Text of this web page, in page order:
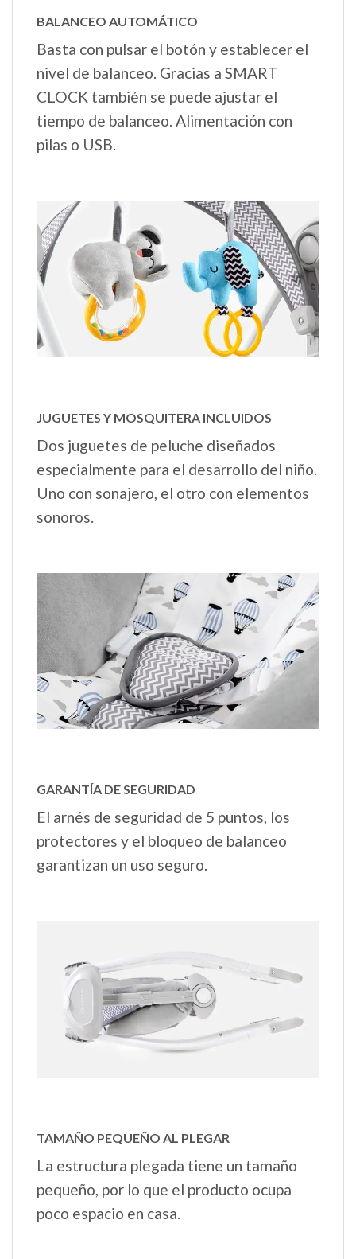
BALANCEO AUTOMÁTICO
Basta con pulsar el botón y establecer el
nivel de balanceo. Gracias a SMART
CLOCK también se puede ajustar el
tiempo de balanceo. Alimentación con
pilas o USB.
JUGUETES Y MOSQUITERA INCLUIDOS
Dos juguetes de peluche diseñados
especialmente para el desarrollo del niño.
Uno con sonajero, el otro con elementos
sonoros.
GARANTÍA DE SEGURIDAD
El arnés de seguridad de 5 puntos, los
protectores y el bloqueo de balanceo
garantizan un uso seguro.
TAMAÑO PEQUEÑO AL PLEGAR
La estructura plegada tiene un tamaño
pequeño, por lo que el producto ocupa
poco espacio en casa.